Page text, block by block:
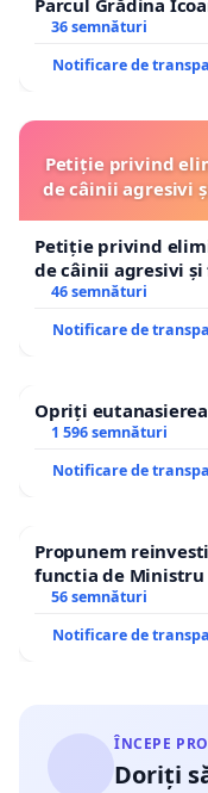
Parcul Grădina
36 semnături
Notificare de
Petiție privind
de câinii agresivi
Petiție privind
de câinii agresivi
46 semnături
Notificare de
Opriți
1 596 semnături
Notificare de
Propunem
functia de Ministru
56 semnături
Notificare de
ÎNCEPE
Doriți